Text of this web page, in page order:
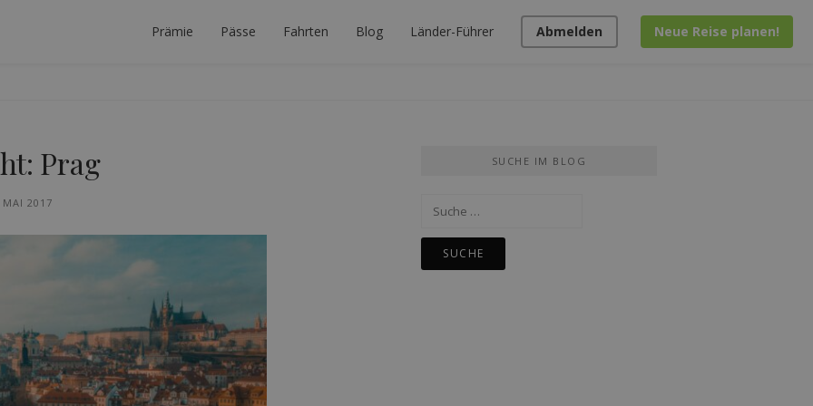
Prämie Pässe Fahrten Blog Länder-Führer Abmelden Neue Reise planen!
Prag
MAI 2017
SUCHE IM BLOG
Suche